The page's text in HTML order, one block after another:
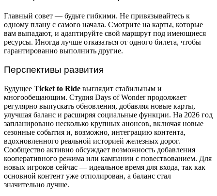
Главный совет — будьте гибкими. Не привязывайтесь к
одному плану с самого начала. Смотрите на карты, которые
вам выпадают, и адаптируйте свой маршрут под имеющиеся
ресурсы. Иногда лучше отказаться от одного билета, чтобы
гарантированно выполнить другие.
Перспективы развития
Будущее Ticket to Ride выглядит стабильным и
многообещающим. Студия Days of Wonder продолжает
регулярно выпускать обновления, добавляя новые карты,
улучшая баланс и расширяя социальные функции. На 2026 год
запланировано несколько крупных анонсов, включая новые
сезонные события и, возможно, интеграцию контента,
вдохновленного реальной историей железных дорог.
Сообщество активно обсуждает возможность добавления
кооперативного режима или кампании с повествованием. Для
новых игроков сейчас — идеальное время для входа, так как
основной контент уже отполирован, а баланс стал
значительно лучше.